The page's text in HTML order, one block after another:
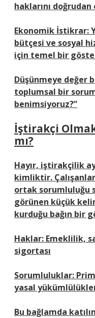
haklarını
Ekonomik İstikrar:
bütçesi ve sosyal
için temel bir
Düşünmeye değer
toplumsal bir
benimsiyoruz?”
İştirakçi Olmak
mı?
Hayır, iştirakçilik
kimliktir.
ortak sorumluluğu
görünen küçük
kurduğu bağın bir
Haklar: Emeklilik,
sigortası
Sorumluluklar:
yasal
Bu bağlamda